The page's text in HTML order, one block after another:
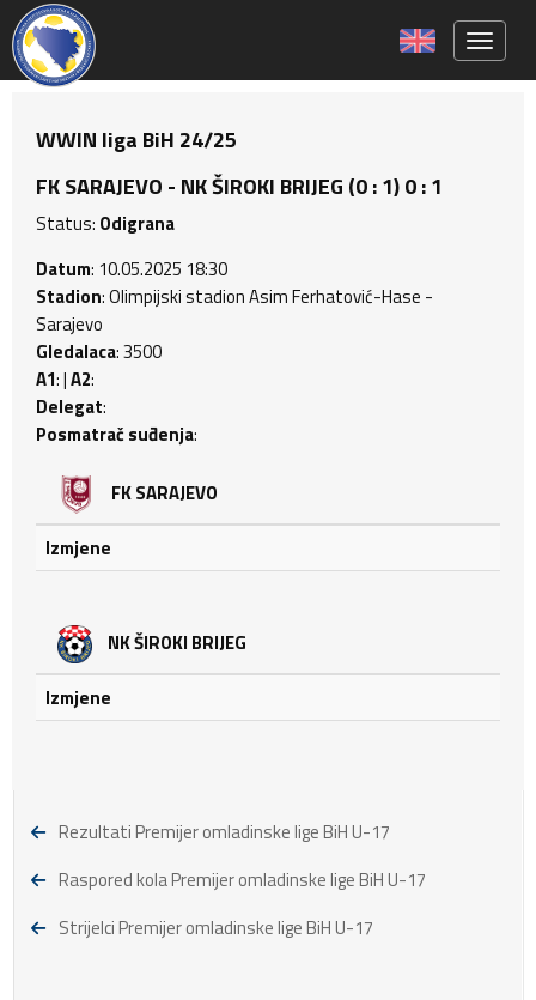
WWIN liga BiH 24/25
FK SARAJEVO - NK ŠIROKI BRIJEG (0 : 1) 0 : 1
Status: Odigrana
Datum: 10.05.2025 18:30
Stadion: Olimpijski stadion Asim Ferhatović-Hase -
Sarajevo
Gledalaca: 3500
A1: |A2:
Delegat:
Posmatrač suđenja:
FK SARAJEVO
Izmjene
NK ŠIROKI BRIJEG
Izmjene
Rezultati Premijer omladinske lige BiH U-17
Raspored kola Premijer omladinske lige BiH U-17
Strijelci Premijer omladinske lige BiH U-17